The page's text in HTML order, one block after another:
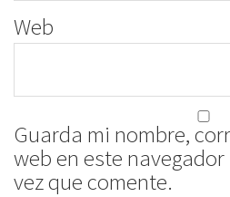
Web
Guarda mi nombre,
web en este
vez que comente.